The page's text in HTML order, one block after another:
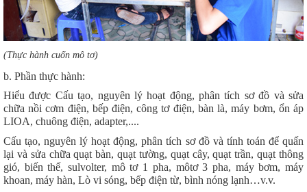
​(Thực hành cuốn mô tơ)
b. Phần thực hành:
Hiểu được Cấu tạo, nguyên lý hoạt động, phân tích sơ đồ và sửa
chữa nồi cơm điện, bếp điện, công tơ điện, bàn là, máy bơm, ổn áp
LIOA, chuông điện, adapter,....
Cấu tạo, nguyên lý hoạt động, phân tích sơ đồ và tính toán để quấn
lại và sửa chữa quạt bàn, quạt tường, quạt cây, quạt trần, quạt thông
gió, biến thế, sulvolter, mô tơ 1 pha, môtơ 3 pha, máy bơm, máy
khoan, máy hàn, Lò vi sóng, bếp điện từ, bình nóng lạnh…v.v.